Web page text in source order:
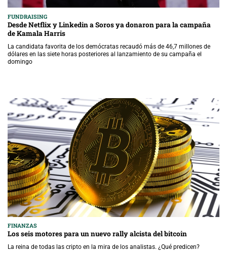
FUNDRAISING
Desde Netflix y Linkedin a Soros ya donaron para la campaña
de Kamala Harris
La candidata favorita de los demócratas recaudó más de 46,7 millones de
dólares en las siete horas posteriores al lanzamiento de su campaña el
domingo
FINANZAS
Los seis motores para un nuevo rally alcista del bitcoin
La reina de todas las cripto en la mira de los analistas. ¿Qué predicen?